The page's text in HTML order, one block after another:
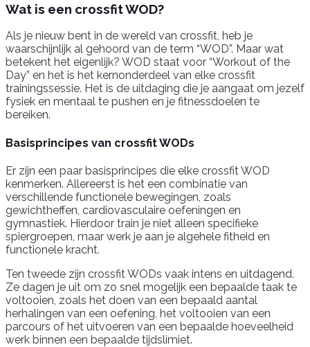
Wat is een crossfit WOD?
Als je nieuw bent in de wereld van crossfit, heb je
waarschijnlijk al gehoord van de term “WOD”. Maar wat
betekent het eigenlijk? WOD staat voor “Workout of the
Day” en het is het kernonderdeel van elke crossfit
trainingssessie. Het is de uitdaging die je aangaat om jezelf
fysiek en mentaal te pushen en je fitnessdoelen te
bereiken.
Basisprincipes van crossfit WODs
Er zijn een paar basisprincipes die elke crossfit WOD
kenmerken. Allereerst is het een combinatie van
verschillende functionele bewegingen, zoals
gewichtheffen, cardiovasculaire oefeningen en
gymnastiek. Hierdoor train je niet alleen specifieke
spiergroepen, maar werk je aan je algehele fitheid en
functionele kracht.
Ten tweede zijn crossfit WODs vaak intens en uitdagend.
Ze dagen je uit om zo snel mogelijk een bepaalde taak te
voltooien, zoals het doen van een bepaald aantal
herhalingen van een oefening, het voltooien van een
parcours of het uitvoeren van een bepaalde hoeveelheid
werk binnen een bepaalde tijdslimiet.